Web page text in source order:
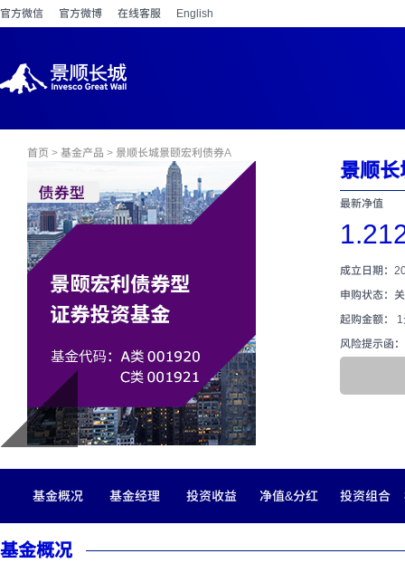
官方微信 官方微博 在线客服 English
首页 > 基金产品 > 景顺长城景颐宏利债券A
景顺长
最新净值
成立日期：
申购状态：
起购金额：
风险提示函：
基金概况 基金经理 投资收益 净值&分红 投资组合
基金概况